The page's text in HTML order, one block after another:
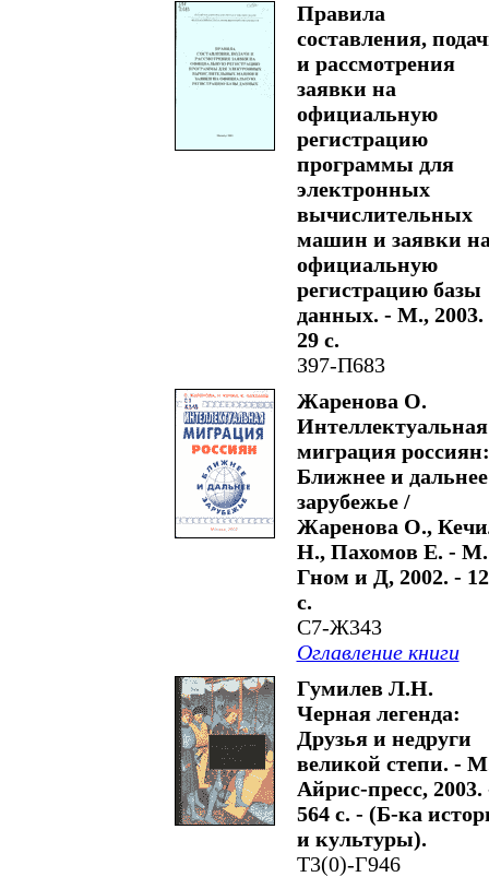
Правила
составления,
и рассмотрения
заявки на
официальную
регистрацию
программы для
электронных
вычислительных
машин и заявки
официальную
регистрацию базы
данных. - М., 2003.
29 с.
З97-П683
Жаренова О.
Интеллектуальная
миграция россиян:
Ближнее и дальнее
зарубежье /
Жаренова О.,
Н., Пахомов Е. -
Гном и Д, 2002. -
с.
С7-Ж343
Оглавление книги
Гумилев Л.Н.
Черная легенда:
Друзья и недруги
великой степи. -
Айрис-пресс, 2003.
564 с. - (Б-ка
и культуры).
Т3(0)-Г946